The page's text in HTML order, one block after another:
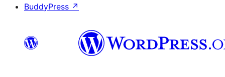
BuddyPress ↗